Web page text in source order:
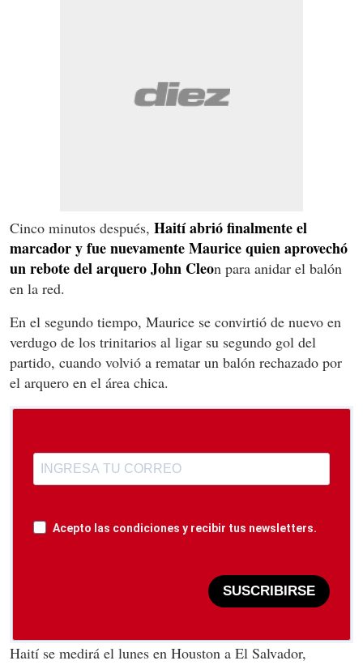
Cinco minutos después, Haití abrió finalmente el
marcador y fue nuevamente Maurice quien aprovechó
un rebote del arquero John Cleon para anidar el balón
en la red.
En el segundo tiempo, Maurice se convirtió de nuevo en
verdugo de los trinitarios al ligar su segundo gol del
partido, cuando volvió a rematar un balón rechazado por
el arquero en el área chica.
Acepto las condiciones y recibir tus newsletters.
SUSCRIBIRSE
Haití se medirá el lunes en Houston a El Salvador,